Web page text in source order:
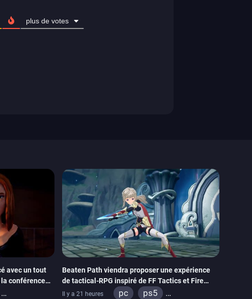
plus de votes
avec un tout
conférence
Beaten Path viendra proposer une expérience
de tactical-RPG inspiré de FF Tactics et Fire
Emblem
Il y a 21 heures pc
ps5